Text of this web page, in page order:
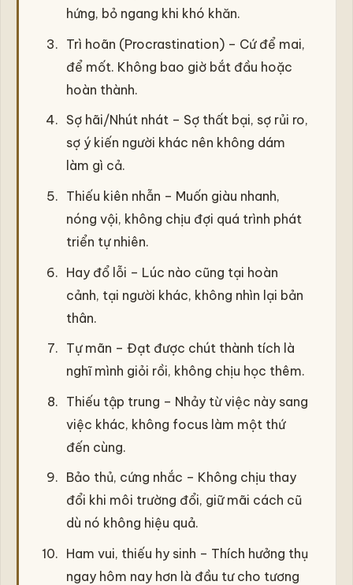
hứng, bỏ ngang khi khó khăn.
Trì hoãn (Procrastination) – Cứ để mai,
để mốt. Không bao giờ bắt đầu hoặc
hoàn thành.
Sợ hãi/Nhút nhát – Sợ thất bại, sợ rủi ro,
sợ ý kiến người khác nên không dám
làm gì cả.
Thiếu kiên nhẫn – Muốn giàu nhanh,
nóng vội, không chịu đợi quá trình phát
triển tự nhiên.
Hay đổ lỗi – Lúc nào cũng tại hoàn
cảnh, tại người khác, không nhìn lại bản
thân.
Tự mãn – Đạt được chút thành tích là
nghĩ mình giỏi rồi, không chịu học thêm.
Thiếu tập trung – Nhảy từ việc này sang
việc khác, không focus làm một thứ
đến cùng.
Bảo thủ, cứng nhắc – Không chịu thay
đổi khi môi trường đổi, giữ mãi cách cũ
dù nó không hiệu quả.
Ham vui, thiếu hy sinh – Thích hưởng thụ
ngay hôm nay hơn là đầu tư cho tương